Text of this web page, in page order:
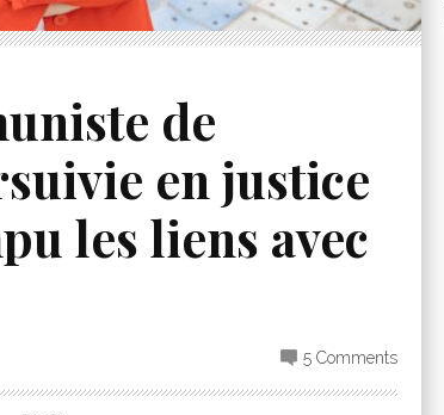
de
en justice
les liens avec
5 Comments